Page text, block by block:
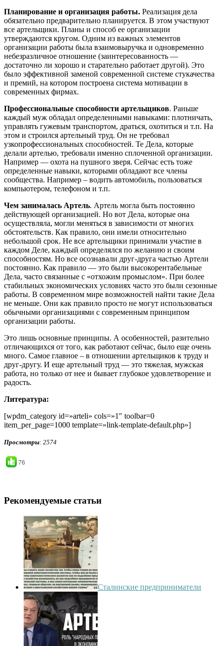
Планирование и организация работы. Реализация дела
обязательно предварительно планируется. В этом участвуют
все артельщики. Планы и способ ее организации
утверждаются кругом. Одним из важных элементов
организации работы была взаимовыручка и одновременно
небезразличное отношение (заинтересованность —
достаточно ли хорошо и старательно работает другой). Это
было эффективной заменой современной системе стукачества
и премий, на котором построена система мотивации в
современных фирмах.
Профессиональные способности артельщиков. Раньше
каждый муж обладал определенными навыками: плотничать,
управлять гужевым транспортом, драться, охотиться и т.п. На
этом и строился артельный труд. Он не требовал
узкопрофессиональных способностей. Те Дела, которые
делали артелью, требовали именно сплоченной организации.
Например — охота на пушного зверя. Сейчас есть тоже
определенные навыки, которыми обладают все члены
сообщества. Например – водить автомобиль, пользоваться
компьютером, телефоном и т.п.
Чем занималась Артель. Артель могла быть постоянно
действующей организацией. Но вот Дела, которые она
осуществляла, могли меняться в зависимости от многих
обстоятельств. Как правило, они имели относительно
небольшой срок. Не все артельщики принимали участие в
каждом Деле, каждый определялся по желанию и своим
способностям. Но все осознавали друг-друга частью Артели
постоянно. Как правило — это были высокорентабельные
Дела, часто связанные с «отхожим промыслом». При более
стабильных экономических условиях часто это были сезонные
работы. В современном мире возможностей найти такие Дела
не меньше. Они как правило просто не могут использоваться
обычными организациями с современным принципом
организации работы.
Это лишь основные принципы. А особенностей, разительно
отличающихся от того, как работают сейчас, было еще очень
много. Самое главное – в отношении артельщиков к труду и
друг-другу. И еще артельный труд — это тяжелая, мужская
работа, но только от нее и бывает глубокое удовлетворение и
радость.
Литература:
[wpdm_category id=»arteli» cols=»1″ toolbar=0
item_per_page=1000 template=»link-template-default.php»]
Просмотры: 2574
76
Рекомендуемые статьи
Сталинские предприниматели